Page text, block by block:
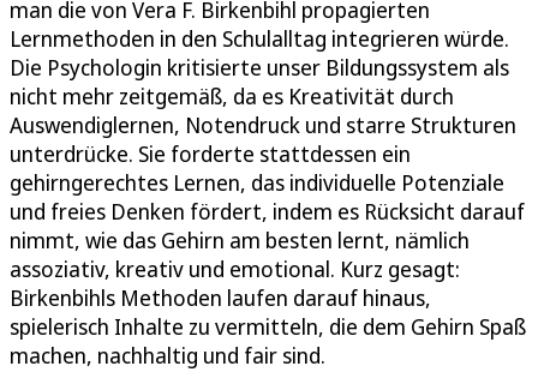
man die von Vera F. Birkenbihl propagierten
Lernmethoden in den Schulalltag integrieren würde.
Die Psychologin kritisierte unser Bildungssystem als
nicht mehr zeitgemäß, da es Kreativität durch
Auswendiglernen, Notendruck und starre Strukturen
unterdrücke. Sie forderte stattdessen ein
gehirngerechtes Lernen, das individuelle Potenziale
und freies Denken fördert, indem es Rücksicht darauf
nimmt, wie das Gehirn am besten lernt, nämlich
assoziativ, kreativ und emotional. Kurz gesagt:
Birkenbihls Methoden laufen darauf hinaus,
spielerisch Inhalte zu vermitteln, die dem Gehirn Spaß
machen, nachhaltig und fair sind.